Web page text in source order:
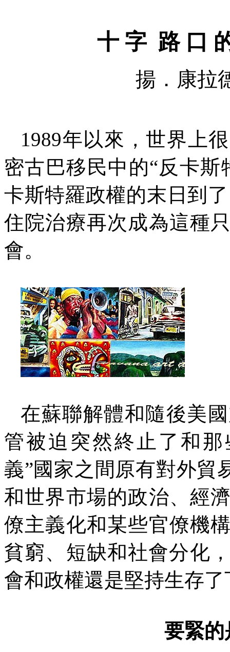
十 字 路 口
揚．康拉
1989年以來，世界上
密古巴移民中的“反卡
卡斯特羅政權的末日到
住院治療再次成為這種
會。
在蘇聯解體和隨後美
管被迫突然終止了和
義”國家之間原有對外貿
和世界市場的政治、經
僚主義化和某些官僚機
貧窮、短缺和社會分化
會和政權還是堅持生存了
要緊的